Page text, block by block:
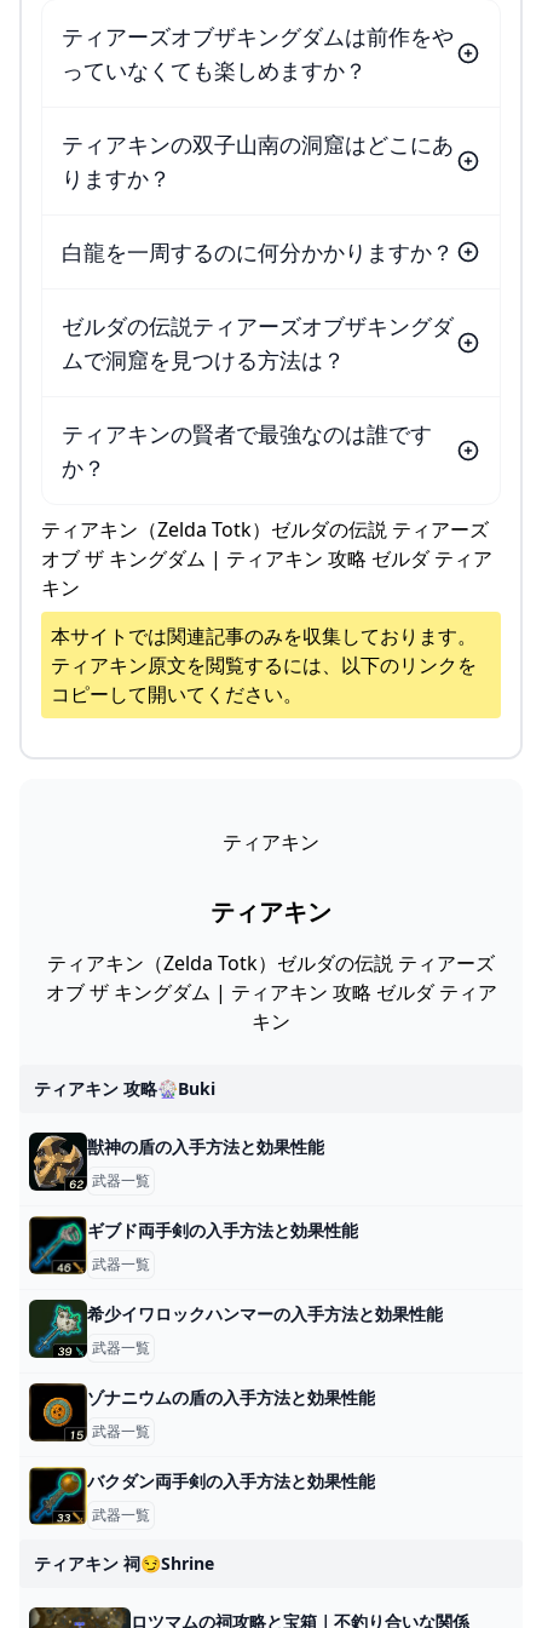
ティアーズオブザキングダムは前作をや
っていなくても楽しめますか？
ティアキンの双子山南の洞窟はどこにあ
りますか？
白龍を一周するのに何分かかりますか？
ゼルダの伝説ティアーズオブザキングダ
ムで洞窟を見つける方法は？
ティアキンの賢者で最強なのは誰です
か？
ティアキン（Zelda Totk）ゼルダの伝説 ティアーズ
オブ ザ キングダム | ティアキン 攻略 ゼルダ ティア
キン
本サイトでは関連記事のみを収集しております。
ティアキン原文を閲覧するには、以下のリンクを
コピーして開いてください。
ティアキン
ティアキン
ティアキン（Zelda Totk）ゼルダの伝説 ティアーズ
オブ ザ キングダム | ティアキン 攻略 ゼルダ ティア
キン
ティアキン 攻略🎡buki
獣神の盾の入手方法と効果性能
武器一覧
ギブド両手剣の入手方法と効果性能
武器一覧
希少イワロックハンマーの入手方法と効果性能
武器一覧
ゾナニウムの盾の入手方法と効果性能
武器一覧
バクダン両手剣の入手方法と効果性能
武器一覧
ティアキン 祠😏shrine
ロツマムの祠攻略と宝箱｜不釣り合いな関係